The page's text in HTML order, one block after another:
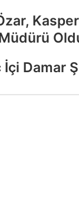
İçi Damar